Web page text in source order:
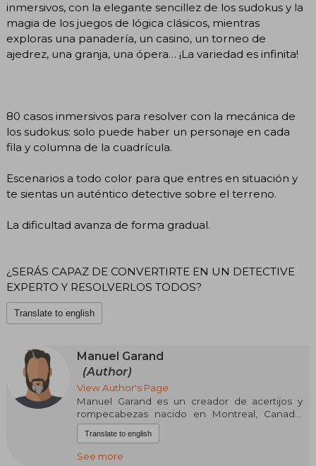
inmersivos, con la elegante sencillez de los sudokus y la
magia de los juegos de lógica clásicos, mientras
exploras una panadería, un casino, un torneo de
ajedrez, una granja, una ópera… ¡La variedad es infinita!
80 casos inmersivos para resolver con la mecánica de
los sudokus: solo puede haber un personaje en cada
fila y columna de la cuadrícula.
Escenarios a todo color para que entres en situación y
te sientas un auténtico detective sobre el terreno.
La dificultad avanza de forma gradual.
¿SERÁS CAPAZ DE CONVERTIRTE EN UN DETECTIVE
EXPERTO Y RESOLVERLOS TODOS?
Translate to english
Manuel Garand
(Author)
View Author's Page
Manuel Garand es un creador de acertijos y
rompecabezas nacido en Montreal, Canadá,
cuya imaginación se despliega entre juegos
lógicos, misterio y narrativa visual. Su trabajo se
ha publicado en medios reconocidos de lógica
Translate to english
See more